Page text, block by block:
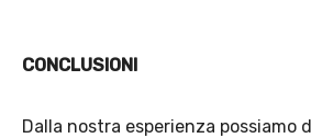
CONCLUSIONI
Dalla nostra esperienza possiamo